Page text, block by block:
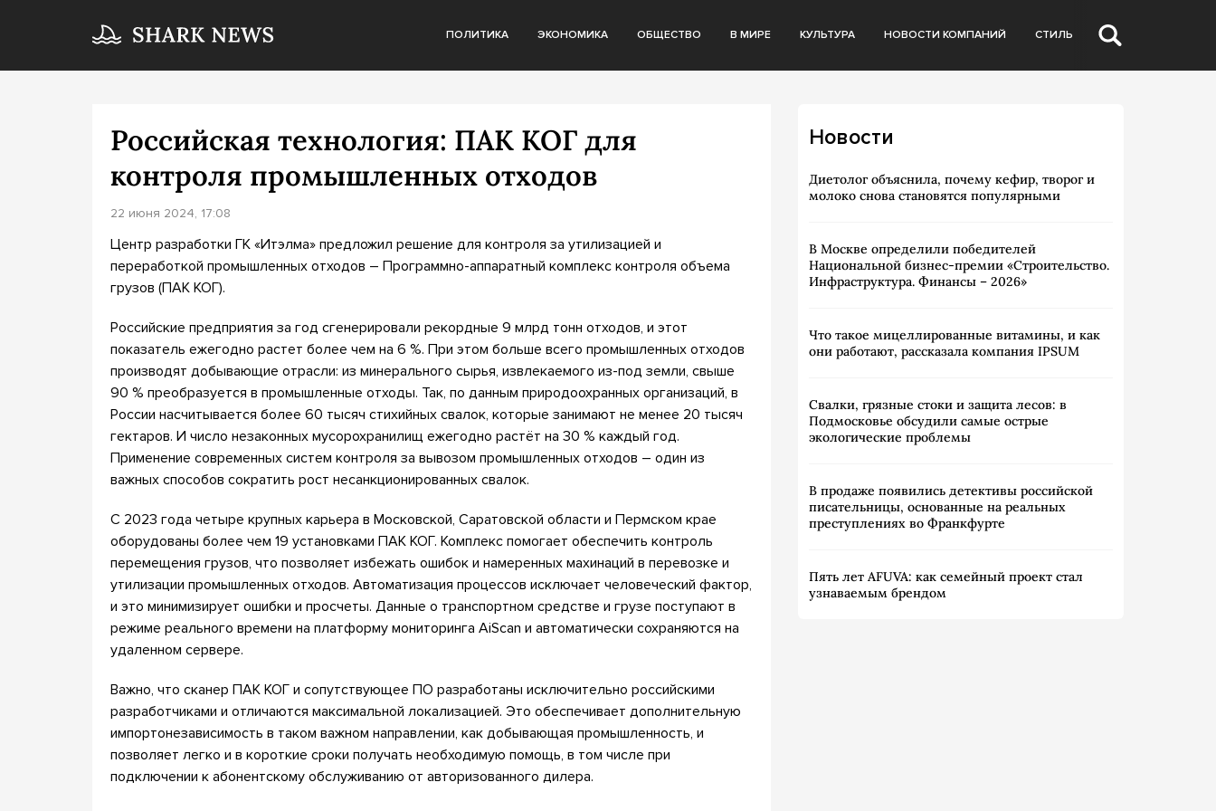
ПОЛИТИКА ЭКОНОМИКА ОБЩЕСТВО В МИРЕ КУЛЬТУРА НОВОСТИ КОМПАНИЙ СТИЛЬ
Российская технология: ПАК КОГ для
контроля промышленных отходов
22 июня 2024, 17:08
Центр разработки ГК «Итэлма» предложил решение для контроля за утилизацией и
переработкой промышленных отходов – Программно-аппаратный комплекс контроля объема
грузов (ПАК КОГ).
Российские предприятия за год сгенерировали рекордные 9 млрд тонн отходов, и этот
показатель ежегодно растет более чем на 6 %. При этом больше всего промышленных отходов
производят добывающие отрасли: из минерального сырья, извлекаемого из-под земли, свыше
90 % преобразуется в промышленные отходы. Так, по данным природоохранных организаций, в
России насчитывается более 60 тысяч стихийных свалок, которые занимают не менее 20 тысяч
гектаров. И число незаконных мусорохранилищ ежегодно растёт на 30 % каждый год.
Применение современных систем контроля за вывозом промышленных отходов – один из
важных способов сократить рост несанкционированных свалок.
С 2023 года четыре крупных карьера в Московской, Саратовской области и Пермском крае
оборудованы более чем 19 установками ПАК КОГ. Комплекс помогает обеспечить контроль
перемещения грузов, что позволяет избежать ошибок и намеренных махинаций в перевозке и
утилизации промышленных отходов. Автоматизация процессов исключает человеческий фактор,
и это минимизирует ошибки и просчеты. Данные о транспортном средстве и грузе поступают в
режиме реального времени на платформу мониторинга AiScan и автоматически сохраняются на
удаленном сервере.
Важно, что сканер ПАК КОГ и сопутствующее ПО разработаны исключительно российскими
разработчиками и отличаются максимальной локализацией. Это обеспечивает дополнительную
импортонезависимость в таком важном направлении, как добывающая промышленность, и
позволяет легко и в короткие сроки получать необходимую помощь, в том числе при
подключении к абонентскому обслуживанию от авторизованного дилера.
Новости
Диетолог объяснила, почему кефир, творог и
молоко снова становятся популярными
В Москве определили победителей
Национальной бизнес-премии «Строительство.
Инфраструктура. Финансы – 2026»
Что такое мицеллированные витамины, и как
они работают, рассказала компания IPSUM
Свалки, грязные стоки и защита лесов: в
Подмосковье обсудили самые острые
экологические проблемы
В продаже появились детективы российской
писательницы, основанные на реальных
преступлениях во Франкфурте
Пять лет AFUVA: как семейный проект стал
узнаваемым брендом